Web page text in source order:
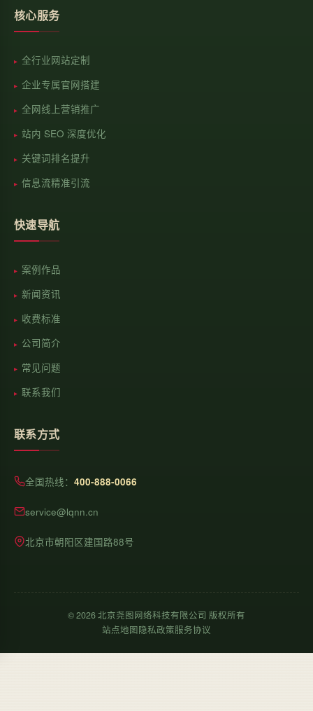
核心服务
全行业网站定制
企业专属官网搭建
全网线上营销推广
站内 SEO 深度优化
关键词排名提升
信息流精准引流
快速导航
案例作品
新闻资讯
收费标准
公司简介
常见问题
联系我们
联系方式
全国热线： 400-888-0066
service@lqnn.cn
北京市朝阳区建国路88号
©2026北京尧图网络科技有限公司 版权所有
站点地图隐私政策服务协议